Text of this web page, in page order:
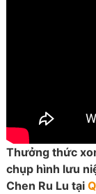
Thưởng thức
chụp hình lưu
Chen Ru Lu tại